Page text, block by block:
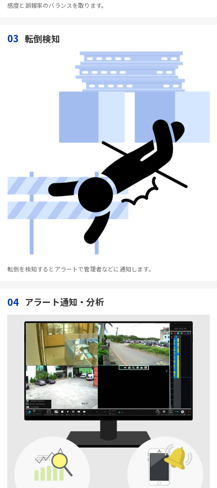
感度と誤報率のバランスを取ります。
03 転倒検知
転倒を検知するとアラートで管理者などに通知します。
04 アラート通知・分析